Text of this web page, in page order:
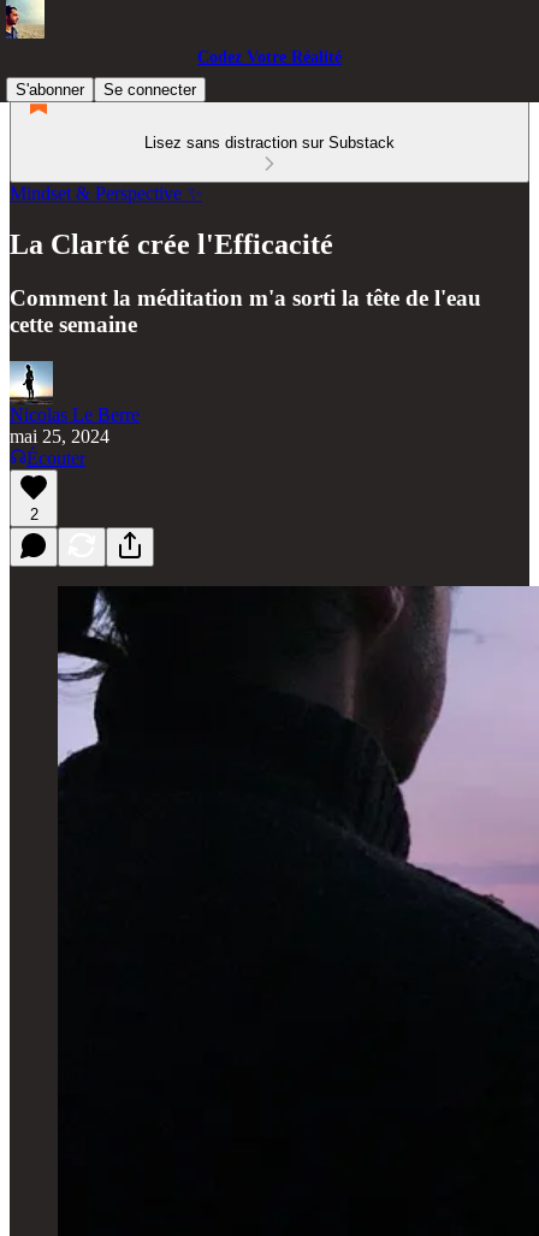
Codez Votre Réalité
S'abonner
Se connecter
Lisez sans distraction sur Substack
Mindset & Perspective ✨
La Clarté crée l'Efficacité
Comment la méditation m'a sorti la tête de l'eau
cette semaine
Nicolas Le Berre
mai 25, 2024
Écouter
2